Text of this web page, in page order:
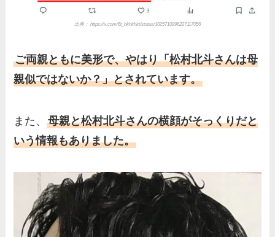
出典： https://x.com/6t_hkhkhkt/status/1025710996227117056
ご両親ともに美形で、やはり「松村北斗さんは母
親似ではないか？」とされています。
また、母親と松村北斗さんの横顔がそっくりだと
いう情報もありました。